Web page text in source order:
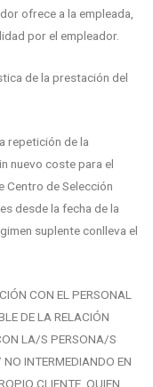
ofrece a la empleada,
por el empleador.
de la prestación del
repetición de la
nuevo coste para el
Centro de Selección
desde la fecha de la
suplente conlleva el
CON EL PERSONAL
DE LA RELACIÓN
LA/S PERSONA/S
INTERMEDIANDO EN
CLIENTE, QUIEN